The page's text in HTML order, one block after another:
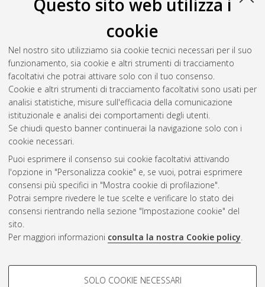
Questo sito web utilizza i
cookie
Nel nostro sito utilizziamo sia cookie tecnici necessari per il suo
funzionamento, sia cookie e altri strumenti di tracciamento
facoltativi che potrai attivare solo con il tuo consenso.
Cookie e altri strumenti di tracciamento facoltativi sono usati per
analisi statistiche, misure sull'efficacia della comunicazione
istituzionale e analisi dei comportamenti degli utenti.
Se chiudi questo banner continuerai la navigazione solo con i
cookie necessari.
Puoi esprimere il consenso sui cookie facoltativi attivando
l'opzione in "Personalizza cookie" e, se vuoi, potrai esprimere
consensi più specifici in "Mostra cookie di profilazione".
Potrai sempre rivedere le tue scelte e verificare lo stato dei
consensi rientrando nella sezione "Impostazione cookie" del
sito.
Per maggiori informazioni consulta la nostra Cookie policy.
COOKIE DI PROFILAZIONE -
SOLO COOKIE NECESSARI
Gestione del documento:
Atom
Rss 1.0
Rss 2.0
AMS Laurea
Impostazioni Cookie
Informativa sulla privacy